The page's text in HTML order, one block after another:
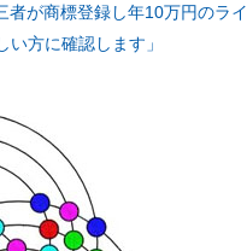
者が商標登録し年10万円のライ
方に確認します」